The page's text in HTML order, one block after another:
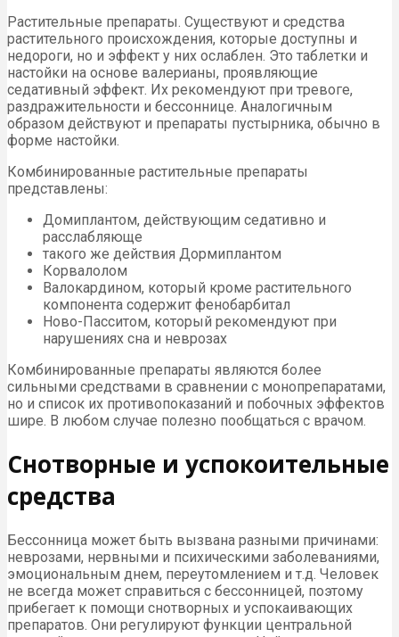
Растительные препараты. Существуют и средства
растительного происхождения, которые доступны и
недороги, но и эффект у них ослаблен. Это таблетки и
настойки на основе валерианы, проявляющие
седативный эффект. Их рекомендуют при тревоге,
раздражительности и бессоннице. Аналогичным
образом действуют и препараты пустырника, обычно в
форме настойки.
Комбинированные растительные препараты
представлены:
Домиплантом, действующим седативно и
расслабляюще
такого же действия Дормиплантом
Корвалолом
Валокардином, который кроме растительного
компонента содержит фенобарбитал
Ново-Пасситом, который рекомендуют при
нарушениях сна и неврозах
Комбинированные препараты являются более
сильными средствами в сравнении с монопрепаратами,
но и список их противопоказаний и побочных эффектов
шире. В любом случае полезно пообщаться с врачом.
Снотворные и успокоительные
средства
Бессонница может быть вызвана разными причинами:
неврозами, нервными и психическими заболеваниями,
эмоциональным днем, переутомлением и т.д. Человек
не всегда может справиться с бессонницей, поэтому
прибегает к помощи снотворных и успокаивающих
препаратов. Они регулируют функции центральной